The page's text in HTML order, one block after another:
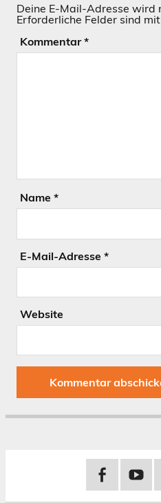
Deine E-Mail-Adresse wird
Erforderliche Felder sind mit
Kommentar*
Name *
E-Mail-Adresse *
Website